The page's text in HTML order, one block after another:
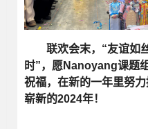
联欢会末，“友谊如
时”，愿Nanoyang课题
祝福，在新的一年里努
崭新的2024年！